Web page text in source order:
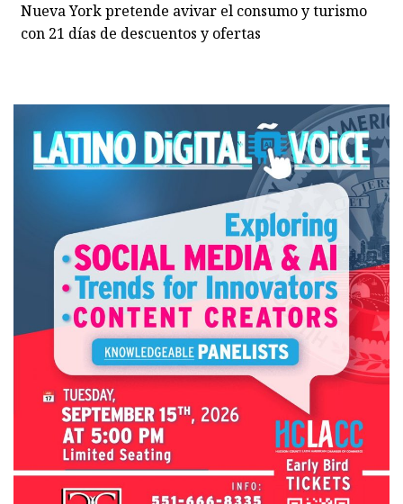
Nueva York pretende avivar el consumo y turismo
con 21 días de descuentos y ofertas